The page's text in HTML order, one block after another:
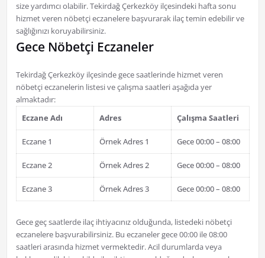
size yardımcı olabilir. Tekirdağ Çerkezköy ilçesindeki hafta sonu
hizmet veren nöbetçi eczanelere başvurarak ilaç temin edebilir ve
sağlığınızı koruyabilirsiniz.
Gece Nöbetçi Eczaneler
Tekirdağ Çerkezköy ilçesinde gece saatlerinde hizmet veren
nöbetçi eczanelerin listesi ve çalışma saatleri aşağıda yer
almaktadır:
Eczane Adı
Adres Çalışma Saatleri
Eczane 1 Örnek Adres 1 Gece 00:00 – 08:00
Eczane 2 Örnek Adres 2 Gece 00:00 – 08:00
Eczane 3 Örnek Adres 3 Gece 00:00 – 08:00
Gece geç saatlerde ilaç ihtiyacınız olduğunda, listedeki nöbetçi
eczanelere başvurabilirsiniz. Bu eczaneler gece 00:00 ile 08:00
saatleri arasında hizmet vermektedir. Acil durumlarda veya